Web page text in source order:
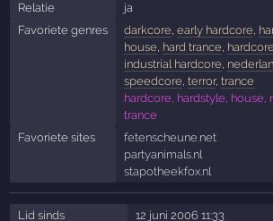
Relatie
ja
Favoriete genres
darkcore, early hardcore,
house, hard trance, hardcore
industrial hardcore,
speedcore, terror, trance
hardcore, hardstyle, house,
trance
Favoriete sites
fetenscheune.net
partyanimals.nl
stapotheekfox.nl
Lid sinds
12 juni 2006 11:33